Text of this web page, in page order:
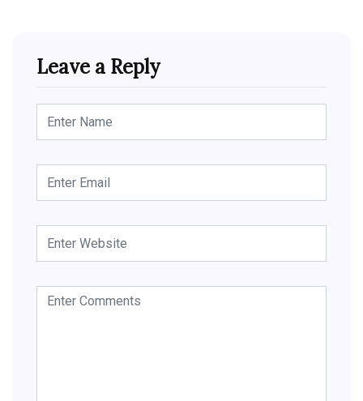
Leave a Reply